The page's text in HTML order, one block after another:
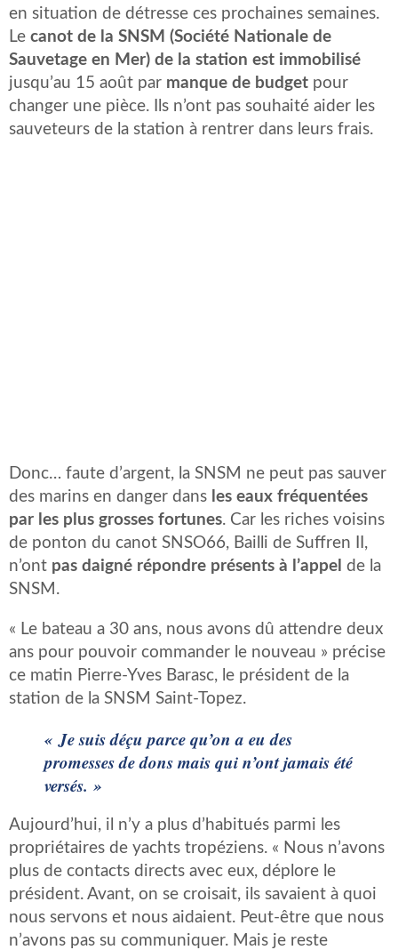
en situation de détresse ces prochaines semaines.
Le canot de la SNSM (Société Nationale de
Sauvetage en Mer) de la station est immobilisé
jusqu’au 15 août par manque de budget pour
changer une pièce. Ils n’ont pas souhaité aider les
sauveteurs de la station à rentrer dans leurs frais.
Donc… faute d’argent, la SNSM ne peut pas sauver
des marins en danger dans les eaux fréquentées
par les plus grosses fortunes. Car les riches voisins
de ponton du canot SNSO66, Bailli de Suffren II,
n’ont pas daigné répondre présents à l’appel de la
SNSM.
« Le bateau a 30 ans, nous avons dû attendre deux
ans pour pouvoir commander le nouveau » précise
ce matin Pierre-Yves Barasc, le président de la
station de la SNSM Saint-Topez.
« Je suis déçu parce qu’on a eu des
promesses de dons mais qui n’ont jamais été
versés. »
Aujourd’hui, il n’y a plus d’habitués parmi les
propriétaires de yachts tropéziens. « Nous n’avons
plus de contacts directs avec eux, déplore le
président. Avant, on se croisait, ils savaient à quoi
nous servons et nous aidaient. Peut-être que nous
n’avons pas su communiquer. Mais je reste